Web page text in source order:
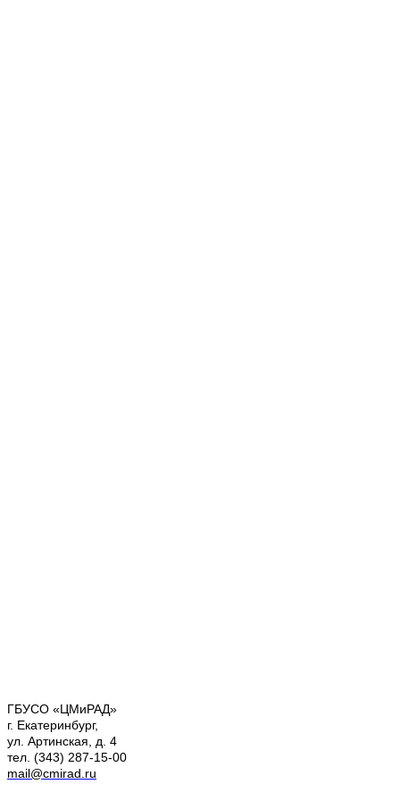
ГБУСО «ЦМиРАД»
г. Екатеринбург,
ул. Артинская, д. 4
тел. (343) 287-15-00
mail@cmirad.ru